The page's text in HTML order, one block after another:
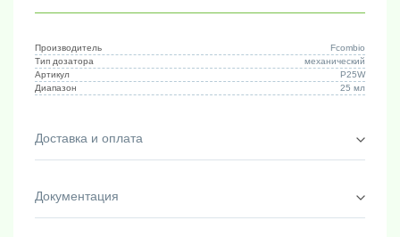
Производитель
Fcombio
Тип дозатора
механический
Артикул
P25W
Диапазон
25 мл
Доставка и оплата
Документация